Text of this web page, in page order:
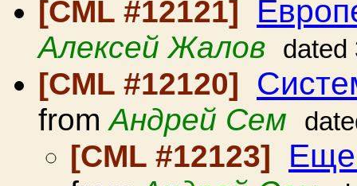
[CML #12121]
Алексей Жалов dated
[CML #12120]
fromАндрей Сем
[CML #12123]